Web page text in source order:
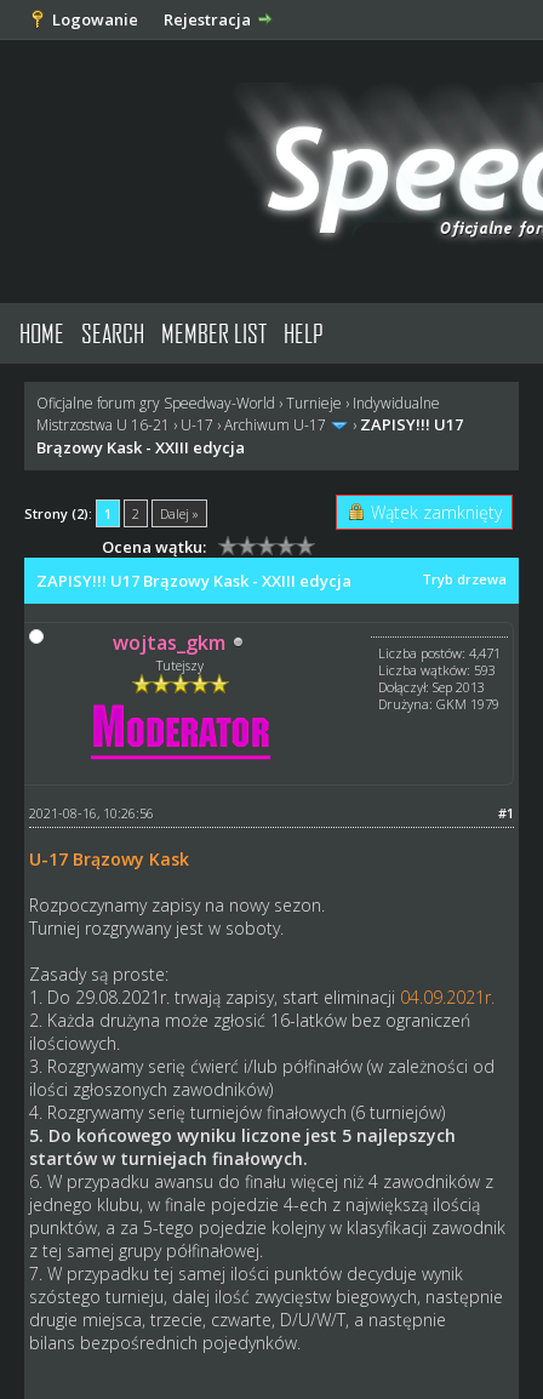
Logowanie Rejestracja
HOME SEARCH MEMBER LIST HELP
Oficjalne forum gry Speedway-World ›Turnieje › Indywidualne
Mistrzostwa U 16-21 › U-17 ›Archiwum U-17 › ZAPISY!!! U17
Brązowy Kask - XXIII edycja
Strony (2): 1 2 Dalej » Wątek zamknięty
Ocena wątku:
Tryb drzewa
ZAPISY!!! U17 Brązowy Kask - XXIII edycja
wojtas_gkm
Tutejszy
Liczba postów: 4,471
Liczba wątków: 593
Dołączył: Sep 2013
Drużyna: GKM 1979
#1
2021-08-16, 10:26:56
U-17 Brązowy Kask
Rozpoczynamy zapisy na nowy sezon.
Turniej rozgrywany jest w soboty.
Zasady są proste:
1. Do 29.08.2021r. trwają zapisy, start eliminacji 04.09.2021r.
2. Każda drużyna może zgłosić 16-latków bez ograniczeń
ilościowych.
3. Rozgrywamy serię ćwierć i/lub półfinałów (w zależności od
ilości zgłoszonych zawodników)
4. Rozgrywamy serię turniejów finałowych (6 turniejów)
5. Do końcowego wyniku liczone jest 5 najlepszych
startów w turniejach finałowych.
6. W przypadku awansu do finału więcej niż 4 zawodników z
jednego klubu, w finale pojedzie 4-ech z największą ilością
punktów, a za 5-tego pojedzie kolejny w klasyfikacji zawodnik
z tej samej grupy półfinałowej.
7. W przypadku tej samej ilości punktów decyduje wynik
szóstego turnieju, dalej ilość zwycięstw biegowych, następnie
drugie miejsca, trzecie, czwarte, D/U/W/T, a następnie
bilans bezpośrednich pojedynków.